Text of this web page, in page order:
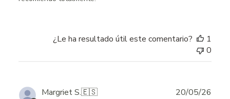
¿Le ha resultado útil este comentario?
1
0
Margriet S.🇪🇸 20/05/26